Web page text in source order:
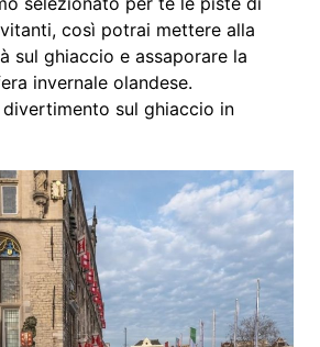
così potrai mettere alla
sul ghiaccio e assaporare la
invernale olandese.
divertimento sul ghiaccio in